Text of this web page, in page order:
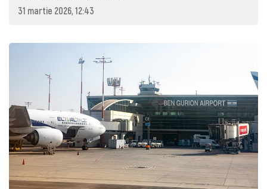
31 martie 2026, 12:43